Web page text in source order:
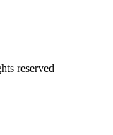
reserved